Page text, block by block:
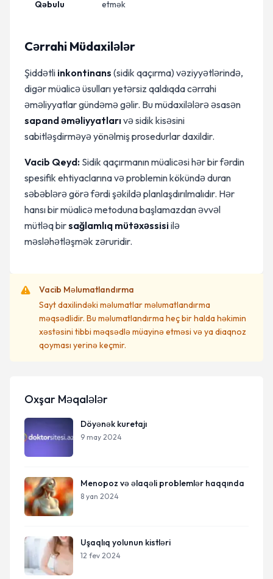
Qəbulu etmək
Cərrahi Müdaxilələr
Şiddətli inkontinans (sidik qaçırma) vəziyyətlərində,
digər müalicə üsulları yetərsiz qaldıqda cərrahi
əməliyyatlar gündəmə gəlir. Bu müdaxilələrə əsasən
sapand əməliyyatlarıvə sidik kisəsini
sabitləşdirməyə yönəlmiş prosedurlar daxildir.
Vacib Qeyd: Sidik qaçırmanın müalicəsi hər bir fərdin
spesifik ehtiyaclarına və problemin kökündə duran
səbəblərə görə fərdi şəkildə planlaşdırılmalıdır. Hər
hansı bir müalicə metoduna başlamazdan əvvəl
mütləq birsağlamlıq mütəxəssisiilə
məsləhətləşmək zəruridir.
Vacib Məlumatlandırma
Sayt daxilindəki məlumatlar məlumatlandırma
məqsədlidir. Bu məlumatlandırma heç bir halda həkimin
xəstəsini tibbi məqsədlə müayinə etməsi və ya diaqnoz
qoyması yerinə keçmir.
Oxşar Məqalələr
Döyənək kuretajı
9 may 2024
Menopoz və əlaqəli problemlər haqqında
8 yan 2024
Uşaqlıq yolunun kistləri
12 fev 2024